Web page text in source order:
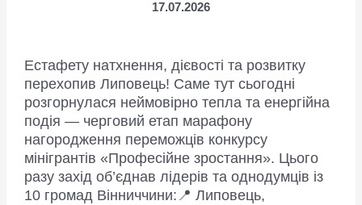
17.07.2026
Естафету натхнення, дієвості та розвитку
перехопив Липовець! Саме тут сьогодні
розгорнулася неймовірно тепла та енергійна
подія — черговий етап марафону
нагородження переможців конкурсу
мінігрантів «Професійне зростання». Цього
разу захід об’єднав лідерів та однодумців із
10 громад Вінниччини:📍 Липовець,